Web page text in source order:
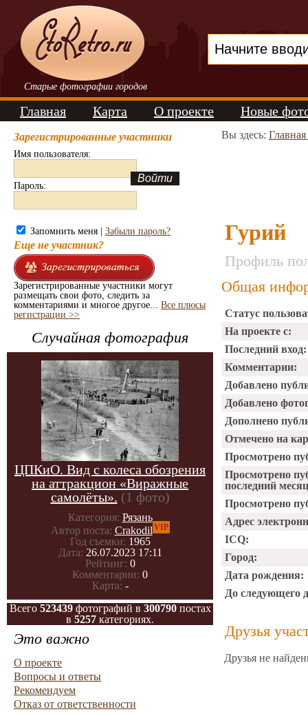
Старые фотографии городов
Главная Карта О проекте Новые
Зарегистрированные участники
Имя пользователя:
Пароль:
Запомнить меня | Забыли пароль?
Еще не участник?
Зарегистрированные участники могут
размещать свои фото, следить за
комментариями и многое другое... Все плюсы
регистрации >>
Случайная фотография
ЦПКиО. Вид с колеса обозрения
на аттракцион «Виражные
самолёты». (1 фото)
Категория: Рязань
Автор поста: Crakodil VIP
Год съемки: 1965
Дата: 26.07.2023 17:11
Рейтинг: 0
Комментарии: 0
Карта: -
Всего 523439фотографий в 300790постах
в 5257 категориях.
Это важно
О проекте
Вопросы и ответы
Рекомендуем
Отказ от ответственности
Вы здесь:
Гурий
Профиль
Общая
Статус
На проекте с:
Последний вход:
Комментарии:
Добавлено
Добавлено
Дополнено
Отмечено на
Просмотрено
Просмотрено
последний
Просмотрено
Адрес
ICQ:
Город:
Дата рождения:
До следующего
Друзья
Друзья не